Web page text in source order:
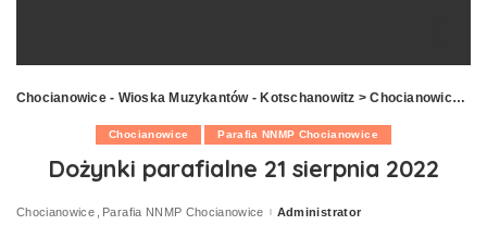
Chocianowice - Wioska Muzykantów - Kotschanowitz >Chocianowice >
Chocianowice Parafia NNMP Chocianowice
Dożynki parafialne 21 sierpnia 2022
Chocianowice Parafia NNMP ChocianowicePosted
Administrator